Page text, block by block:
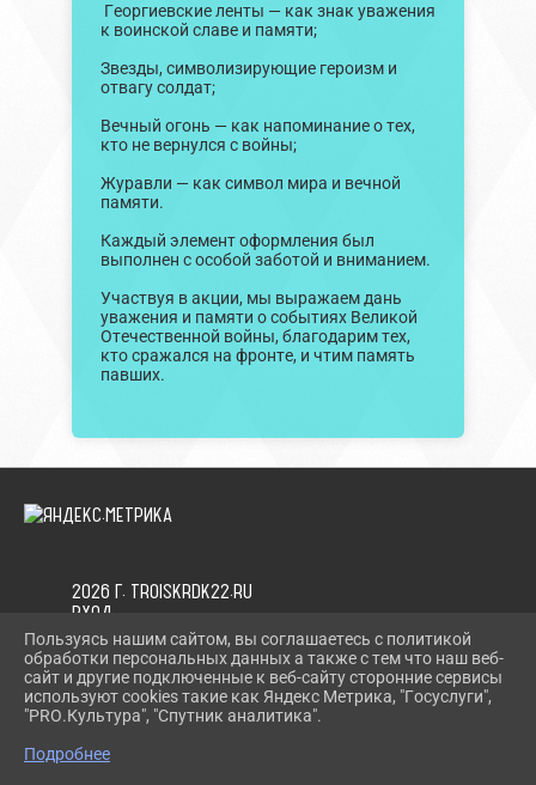
Георгиевские ленты — как знак уважения
к воинской славе и памяти;
Звезды, символизирующие героизм и
отвагу солдат;
Вечный огонь — как напоминание о тех,
кто не вернулся с войны;
Журавли — как символ мира и вечной
памяти.
Каждый элемент оформления был
выполнен с особой заботой и вниманием.
Участвуя в акции, мы выражаем дань
уважения и памяти о событиях Великой
Отечественной войны, благодарим тех,
кто сражался на фронте, и чтим память
павших.
2026 Г. TROISKRDK22.RU
ВХОД
КАРТА САЙТА
ПОЛИТИКА ОБРАБОТКИ ПЕРСОНАЛЬНЫХ ДАННЫХ
СДЕЛАНО НА KUBCMS
РАЗРАБОТКА И ПОДДЕРЖКА
Пользуясь нашим сайтом, вы соглашаетесь с политикой
обработки персональных данных а также с тем что наш веб-
сайт и другие подключенные к веб-сайту сторонние сервисы
используют cookies такие как Яндекс Метрика, "Госуслуги",
"PRO.Культура", "Спутник аналитика".
Подробнее